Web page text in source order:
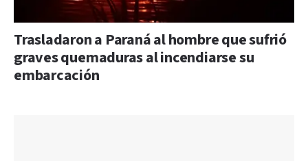
Trasladaron a Paraná al hombre que sufrió
graves quemaduras al incendiarse su
embarcación